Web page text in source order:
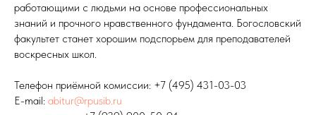
работающими с людьми на основе профессиональных
знаний и прочного нравственного фундамента. Богословский
факультет станет хорошим подспорьем для преподавателей
воскресных школ.
Телефон приёмной комиссии: +7 (495) 431-03-03
Е-mail: abitur@rpusib.ru